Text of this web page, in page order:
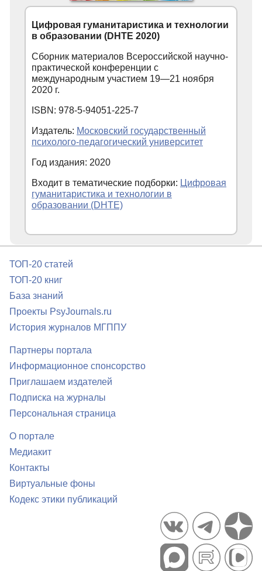
Цифровая гуманитаристика и технологии
в образовании (DHTE 2020)
Сборник материалов Всероссийской научно-
практической конференции с
международным участием 19—21 ноября
2020 г.
ISBN: 978-5-94051-225-7
Издатель: Московский государственный
психолого-педагогический университет
Год издания: 2020
Входит в тематические подборки: Цифровая
гуманитаристика и технологии в
образовании (DHTE)
ТОП-20 статей
ТОП-20 книг
База знаний
Проекты PsyJournals.ru
История журналов МГППУ
Партнеры портала
Информационное спонсорство
Приглашаем издателей
Подписка на журналы
Персональная страница
О портале
Медиакит
Контакты
Виртуальные фоны
Кодекс этики публикаций